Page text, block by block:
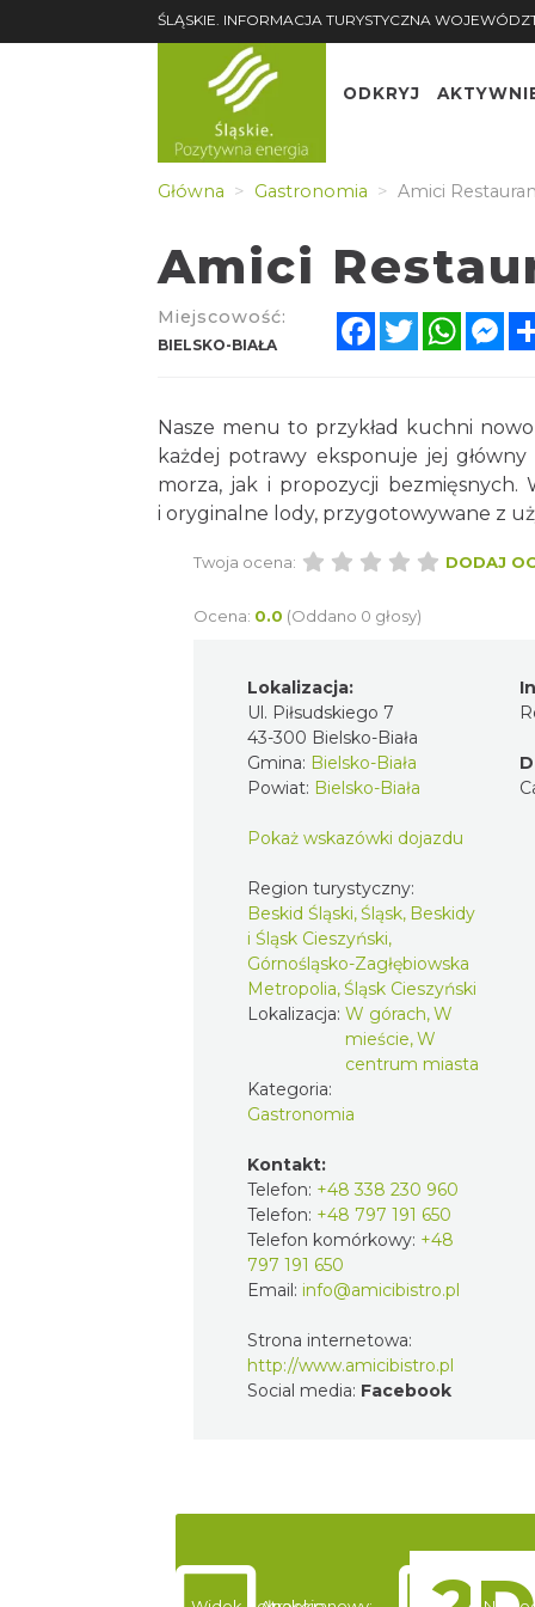
ŚLĄSKIE. INFORMACJA TURYSTYCZNA
ODKRYJ
Główna Gastronomia Amici
Amici
Miejscowość:
BIELSKO-BIAŁA
FacebookTwitter
Nasze menu to przykład kuchni
każdej potrawy eksponuje jej główny
morza, jak i propozycji bezmięsnych.
i oryginalne lody, przygotowywane z
Twoja ocena: DODAJ
Ocena: 0.0 (Oddano 0 głosy)
Lokalizacja:
Ul. Piłsudskiego 7
43-300 Bielsko-Biała
Gmina: Bielsko-Biała
Powiat: Bielsko-Biała
Pokaż wskazówki dojazdu
Region turystyczny:
Beskid Śląski, Śląsk, Beskidy
i Śląsk Cieszyński,
Górnośląsko-Zagłębiowska
Metropolia, Śląsk Cieszyński
Lokalizacja: W górach, W
mieście, W
centrum miasta
Kategoria:
Gastronomia
Kontakt:
Telefon: +48 338 230 960
Telefon: +48 797 191 650
Telefon komórkowy: +48
797 191 650
Email: info@amicibistro.pl
Strona internetowa:
http://www.amicibistro.pl
Social media: Facebook